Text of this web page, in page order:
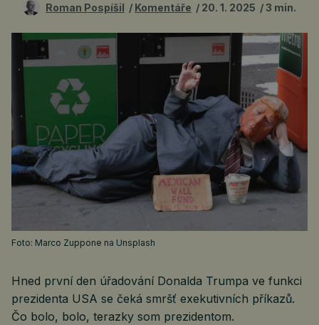
Roman Pospíšil Komentáře 20. 1. 2025 3 min.
Foto: Marco Zuppone na Unsplash
Hned první den úřadování Donalda Trumpa ve funkci
prezidenta USA se čeká smršť exekutivních příkazů.
Čo bolo, bolo, terazky som prezidentom.